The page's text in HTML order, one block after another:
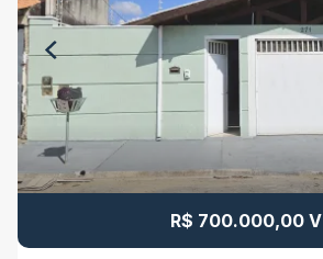
R$ 700.000,00 V